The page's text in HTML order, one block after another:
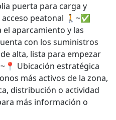
puerta para carga y
peatonal 🚶~✅
aparcamiento y las
con los suministros
alta, lista para empezar
Ubicación estratégica
más activos de la zona,
distribución o actividad
más información o